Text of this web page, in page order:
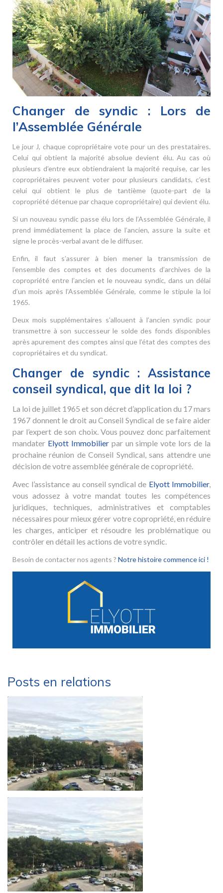
Changer de syndic : Lors de
l’Assemblée Générale
Le jour J, chaque copropriétaire vote pour un des prestataires.
Celui qui obtient la majorité absolue devient élu. Au cas où
plusieurs d’entre eux obtiendraient la majorité requise, car les
copropriétaires peuvent voter pour plusieurs candidats, c’est
celui qui obtient le plus de tantième (quote-part de la
copropriété détenue par chaque copropriétaire) qui devient élu.
Si un nouveau syndic passe élu lors de l’Assemblée Générale, il
prend immédiatement la place de l’ancien, assure la suite et
signe le procès-verbal avant de le diffuser.
Enfin, il faut s’assurer à bien mener la transmission de
l’ensemble des comptes et des documents d’archives de la
copropriété entre l’ancien et le nouveau syndic, dans un délai
d’un mois après l’Assemblée Générale, comme le stipule la loi
1965.
Deux mois supplémentaires s’allouent à l’ancien syndic pour
transmettre à son successeur le solde des fonds disponibles
après apurement des comptes ainsi que l’état des comptes des
copropriétaires et du syndicat.
Changer de syndic : Assistance
conseil syndical, que dit la loi ?
La loi de juillet 1965 et son décret d’application du 17 mars
1967 donnent le droit au Conseil Syndical de se faire aider
par l’expert de son choix. Vous pouvez donc parfaitement
mandater Elyott Immobilierpar un simple vote lors de la
prochaine réunion de Conseil Syndical, sans attendre une
décision de votre assemblée générale de copropriété.
Avec l’assistance au conseil syndical de Elyott Immobilier,
vous adossez à votre mandat toutes les compétences
juridiques, techniques, administratives et comptables
nécessaires pour mieux gérer votre copropriété, en réduire
les charges, anticiper et résoudre les problématique ou
contrôler en détail les actions de votre syndic.
Besoin de contacter nos agents ? Notre histoire commence ici !
Posts en relations